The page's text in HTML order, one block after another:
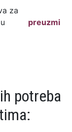
za
preuzmi
potreba